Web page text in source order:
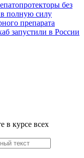
без
в полную силу
препарата
запустили в России
в курсе всех